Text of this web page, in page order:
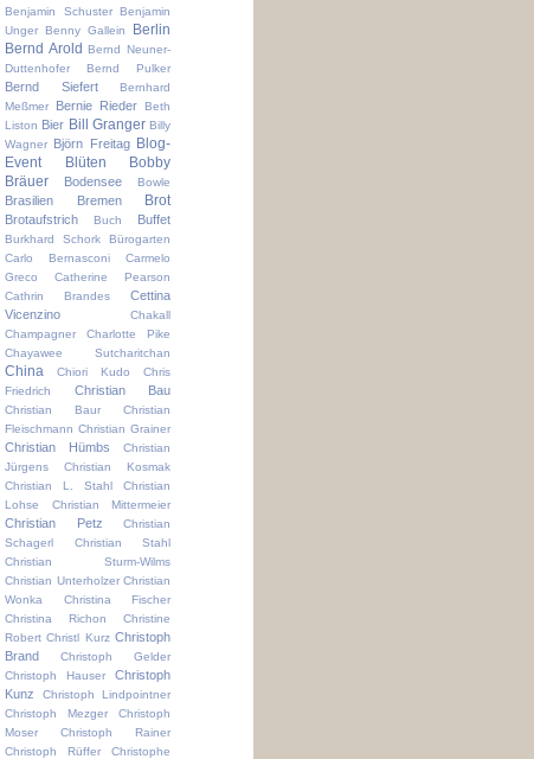
Benjamin Schuster
Benjamin
Unger
Benny Gallein
Berlin
Bernd Arold Bernd Neuner-
Duttenhofer
Bernd Pulker
Bernd Siefert
Bernhard
Meßmer
Bernie Rieder
Beth
Liston Bier Bill Granger Billy
Wagner Björn Freitag Blog-
Event
Blüten
Bobby
Bräuer
Bodensee Bowle
Brasilien Bremen Brot
Brotaufstrich Buch Buffet
Burkhard Schork
Bürogarten
Carlo Bernasconi
Carmelo
Greco
Catherine Pearson
Cathrin Brandes
Cettina
Vicenzino
Chakall
Champagner
Charlotte Pike
Chayawee Sutcharitchan
China Chiori Kudo
Chris
Friedrich
Christian Bau
Christian Baur
Christian
Fleischmann Christian Grainer
Christian Hümbs
Christian
Jürgens
Christian Kosmak
Christian L. Stahl
Christian
Lohse
Christian Mittermeier
Christian Petz
Christian
Schagerl
Christian Stahl
Christian Sturm-Wilms
Christian Unterholzer Christian
Wonka
Christina Fischer
Christina Richon
Christine
Robert Christl Kurz Christoph
Brand
Christoph Gelder
Christoph Hauser
Christoph
Kunz
Christoph Lindpointner
Christoph Mezger
Christoph
Moser
Christoph Rainer
Christoph Rüffer
Christophe